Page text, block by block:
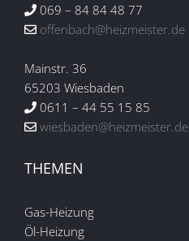
069 – 84 84 48 77
offenbach@heizmeister.de
Mainstr. 36
65203 Wiesbaden
0611 – 44 55 15 85
wiesbaden@heizmeister.de
THEMEN
Gas-Heizung
Öl-Heizung